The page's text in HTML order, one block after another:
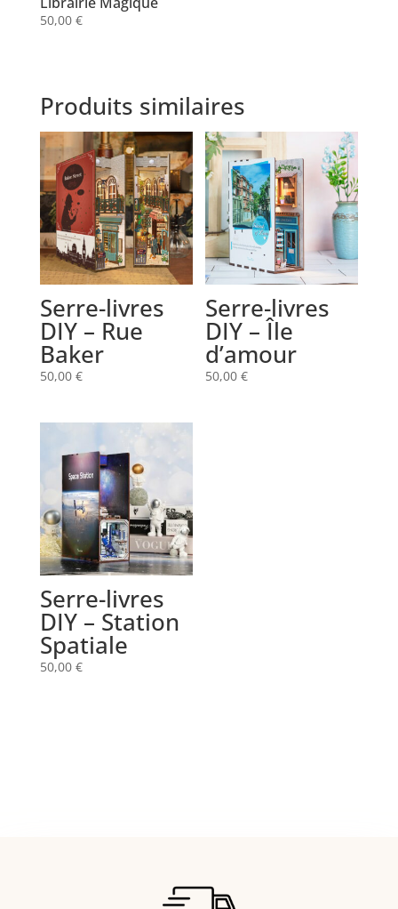
50,00 €
Produits similaires
Serre-livres
DIY – Rue
Baker
50,00 €
Serre-livres
DIY – Île
d’amour
50,00€
Serre-livres
DIY – Station
Spatiale
50,00 €